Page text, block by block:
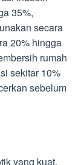
35%,
secara
20% hingga
rumah
sekitar 10%
sebelum
yang kuat,